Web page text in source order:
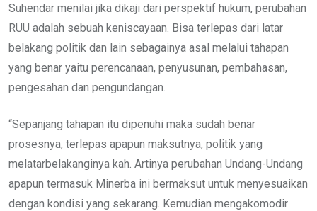
Suhendar menilai jika dikaji dari perspektif hukum, perubahan
RUU adalah sebuah keniscayaan. Bisa terlepas dari latar
belakang politik dan lain sebagainya asal melalui tahapan
yang benar yaitu perencanaan, penyusunan, pembahasan,
pengesahan dan pengundangan.
“Sepanjang tahapan itu dipenuhi maka sudah benar
prosesnya, terlepas apapun maksutnya, politik yang
melatarbelakanginya kah. Artinya perubahan Undang-Undang
apapun termasuk Minerba ini bermaksut untuk menyesuaikan
dengan kondisi yang sekarang. Kemudian mengakomodir